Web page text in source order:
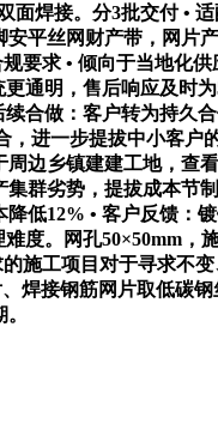
焊接。分3批交付 •
平丝网财产带，网
要求 • 倾向于当地
通明，售后响应及时
合做：客户转为持久
进一步提拔中小客
边乡镇建建工地，查
群劣势，提拔成本
低12% • 客户反馈
度。网孔50×50mm
施工项目对于寻求
焊接钢筋网片取低碳